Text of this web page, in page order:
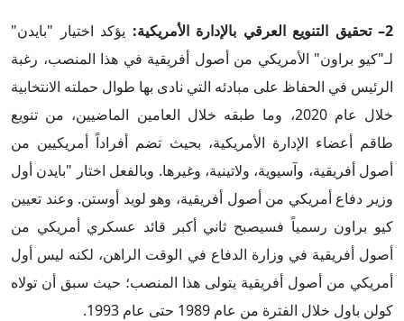
2– تحقيق التنويع العرقي بالإدارة الأمريكية:
يؤكد اختيار "بايدن"
لـ"كيو براون" الأمريكي من أصول أفريقية في هذا المنصب، رغبة
الرئيس في الحفاظ على مبادئه التي نادى بها طوال حملته الانتخابية
خلال عام 2020، وما طبقه خلال العامين الماضيين، من تنويع
طاقم أعضاء الإدارة الأمريكية، بحيث تضم أفراداً أمريكيين من
أصول أفريقية، وآسيوية، ولاتينية، وغيرها. وبالفعل اختار "بايدن أول
وزير دفاع أمريكي من أصول أفريقية، وهو لويد أوستن. وعند تعيين
كيو براون رسمياً فسيصبح ثاني أكبر قائد عسكري أمريكي من
أصول أفريقية في وزارة الدفاع في الوقت الراهن، لكنه ليس أول
أمريكي من أصول أفريقية يتولى هذا المنصب؛ حيث سبق أن تولاه
كولن باول خلال الفترة من عام 1989 حتى عام 1993.